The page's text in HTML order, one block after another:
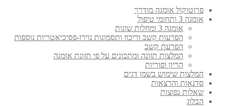
פרוטוקול אומגה מודרך
אומגה 3 ותחומי טיפול
אומגה 3 ומחלות שונות
הפרעות קשב וריכוז ותסמונות נוירו-פסיכיאטריות נוספות
הפרעת קשב
המלצות תזונה ומתכונים על פי תזונת אומגה
הריון ופוריות
המלצות שימוש בשמן דגים
סדנאות והרצאות
שאלות נפוצות
הבלוג